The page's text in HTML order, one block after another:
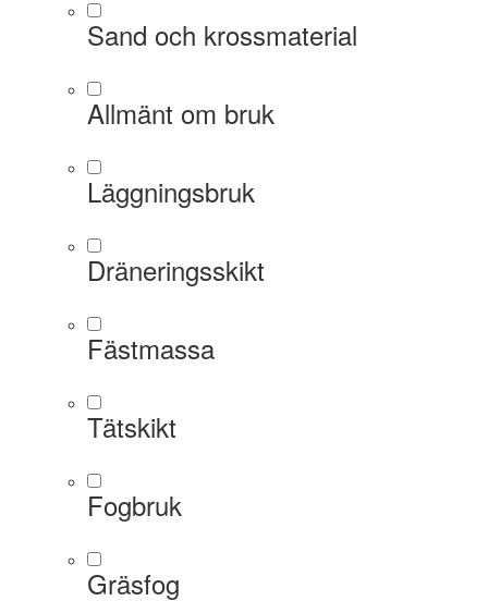
Sand och krossmaterial
Allmänt om bruk
Läggningsbruk
Dräneringsskikt
Fästmassa
Tätskikt
Fogbruk
Gräsfog